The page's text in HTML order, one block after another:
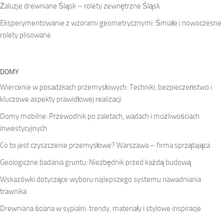
Żaluzje drewniane Śląsk – rolety zewnętrzne Śląsk
Eksperymentowanie z wzorami geometrycznymi: Śmiałe i nowoczesne
rolety plisowane
DOMY
Wiercenie w posadzkach przemysłowych: Techniki, bezpieczeństwo i
kluczowe aspekty prawidłowej realizacji
Domy mobilne: Przewodnik po zaletach, wadach i możliwościach
inwestycyjnych
Co to jest czyszczenie przemysłowe? Warszawa – firma sprzątająca
Geologiczne badania gruntu: Niezbędnik przed każdą budową
Wskazówki dotyczące wyboru najlepszego systemu nawadniania
trawnika
Drewniana ściana w sypialni: trendy, materiały i stylowe inspiracje